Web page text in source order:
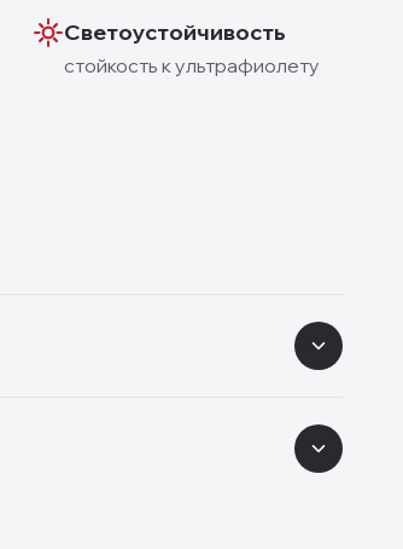
Светоустойчивость
стойкость к ультрафиолету